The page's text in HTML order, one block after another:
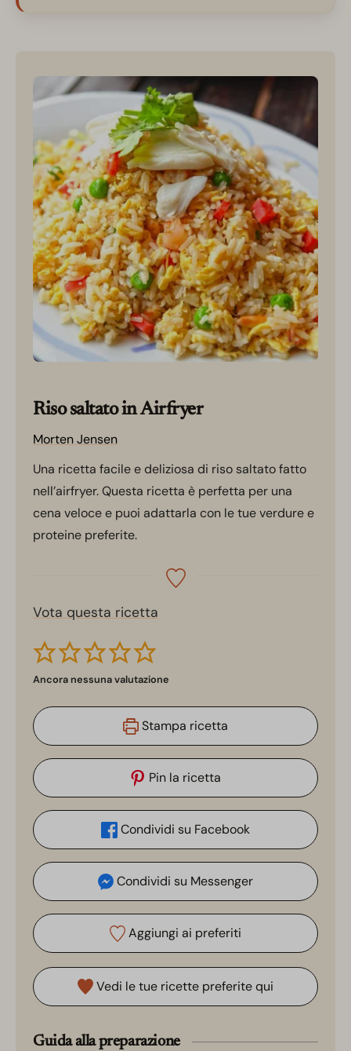
Riso saltato in Airfryer
Morten Jensen
Una ricetta facile e deliziosa di riso saltato fatto
nell’airfryer. Questa ricetta è perfetta per una
cena veloce e puoi adattarla con le tue verdure e
proteine preferite.
Vota questa ricetta
Ancora nessuna valutazione
Stampa ricetta
Pin la ricetta
Condividi su Facebook
Condividi su Messenger
Aggiungi ai preferiti
Vedi le tue ricette preferite qui
Guida alla preparazione